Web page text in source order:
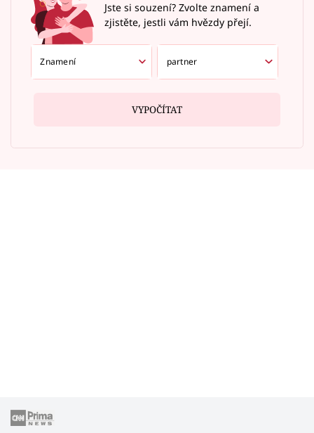
Jste si souzení? Zvolte znamení a
zjistěte, jestli vám hvězdy přejí.
VYPOČÍTAT